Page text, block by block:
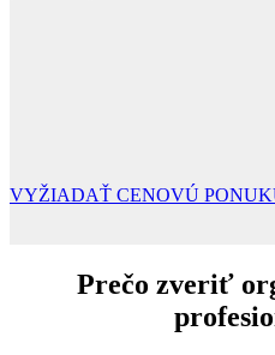
VYŽIADAŤ CENOVÚ
Prečo zveriť